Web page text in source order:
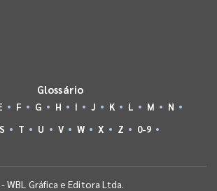
Glossário
F G H I J K L M
N
S T U V W X Z 0-9
Gráfica e Editora Ltda.